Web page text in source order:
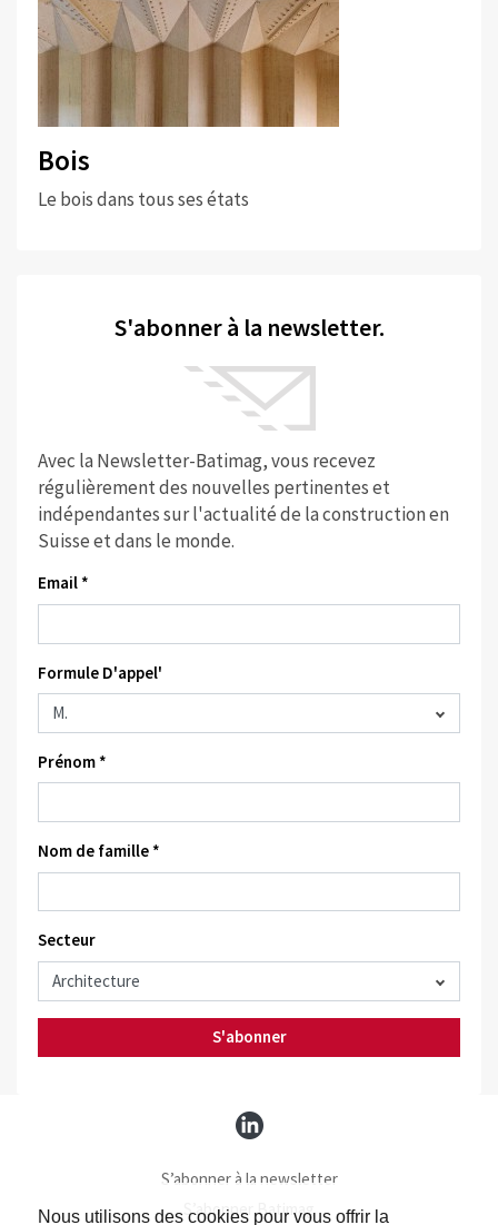
Nous utilisons des cookies pour vous offrir la
Bois
Le bois dans tous ses états
S'abonner à la newsletter.
Avec la Newsletter-Batimag, vous recevez
régulièrement des nouvelles pertinentes et
indépendantes sur l'actualité de la construction en
Suisse et dans le monde.
Email *
Formule D'appel'
Prénom *
Nom de famille *
Secteur
S'abonner
S’abonner à la newsletter
S’abonner Batimag